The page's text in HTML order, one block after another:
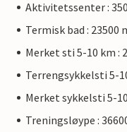
Aktivitetssenter :
Termisk bad : 23500
Merket sti 5-10 km :
Terrengsykkelsti 5-
Merket sykkelsti 5-
Treningsløype :